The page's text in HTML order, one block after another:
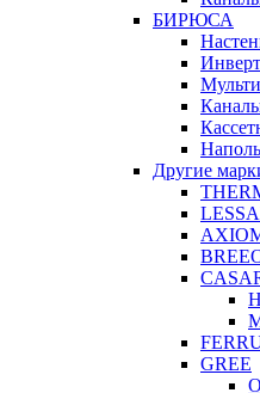
БИРЮСА
Другие
GREE